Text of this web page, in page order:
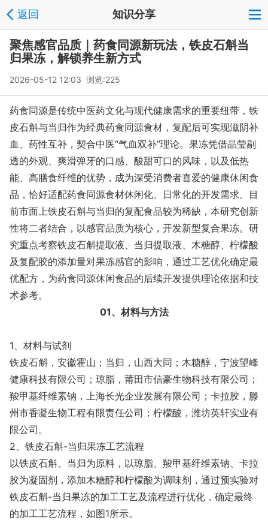
返回 知识分享
聚焦感官品质｜药食同源新玩法，铁皮石斛当
归果冻，解锁养生新方式
2026-05-12 12:03 浏览:225
药食同源是传统中医药文化与现代健康需求的重要纽带，铁
皮石斛与当归作为经典药食同源食材，复配后可实现滋阴补
血、药性互补，契合中医“气血双补”理论。果冻凭借晶莹剔
透的外观、爽滑弹牙的口感、酸甜可口的风味，以及低热
能、高膳食纤维的优势，成为深受消费者喜爱的健康休闲食
品，恰好适配药食同源食材休闲化、日常化的开发需求。目
前市面上铁皮石斛与当归的复配食品较为稀缺，本研究创新
性将二者结合，以感官品质为核心，开发新型复合果冻。研
究重点考察铁皮石斛提取液、当归提取液、木糖醇、柠檬酸
及复配胶的添加量对果冻感官的影响，通过工艺优化确定最
优配方，为药食同源休闲食品的后续开发提供理论依据和技
术参考。
01、材料与方法
1、材料与试剂
铁皮石斛，安徽霍山；当归，山西大同；木糖醇，宁波望峰
健康科技有限公司；琼脂，莆田市信豪生物科技有限公司；
羧甲基纤维素钠，上海长光企业发展有限公司；卡拉胶，滕
州市香凝生物工程有限责任公司；柠檬酸，潍坊英轩实业有
限公司。
2、铁皮石斛-当归果冻工艺流程
以铁皮石斛、当归为原料，以琼脂、羧甲基纤维素钠、卡拉
胶为凝固剂，添加木糖醇和柠檬酸为调味剂，通过预实验对
铁皮石斛-当归果冻的加工工艺及流程进行优化，确定最终
的加工工艺流程，如图1所示。